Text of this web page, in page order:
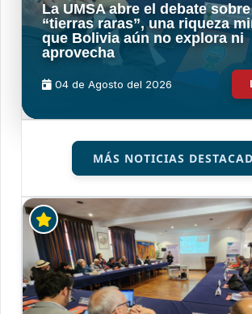
La UMSA abre el debate sobre
“tierras raras”, una riqueza
que Bolivia aún no explora ni
aprovecha
04 de Agosto del 2026
MÁS NOTICIAS